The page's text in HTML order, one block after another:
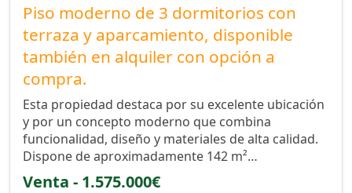
Piso moderno de 3 dormitorios con
terraza y aparcamiento, disponible
también en alquiler con opción a
compra.
Esta propiedad destaca por su excelente ubicación
y por un concepto moderno que combina
funcionalidad, diseño y materiales de alta calidad.
Dispone de aproximadamente 142 m²…
Venta - 1.575.000€